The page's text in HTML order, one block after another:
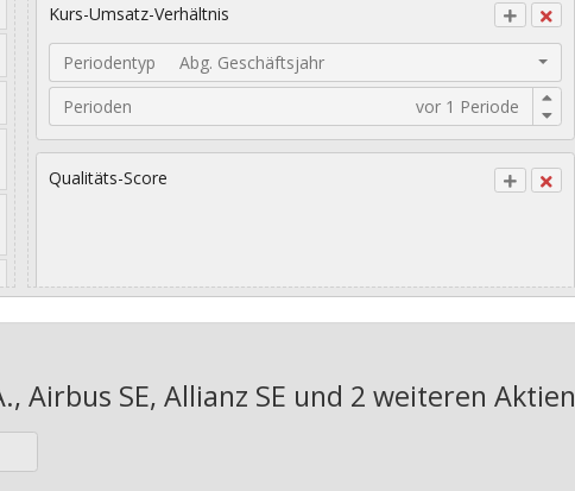
Kurs-Umsatz-Verhältnis
Periodentyp
Abg. Geschäftsjahr
Perioden
Qualitäts-Score
Jahre
Airbus SE, Allianz SE und 2 weiteren Aktien